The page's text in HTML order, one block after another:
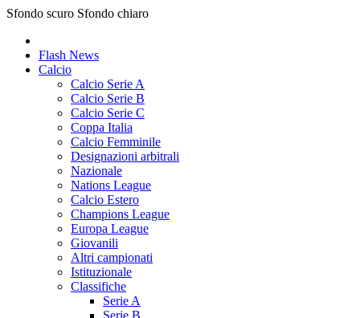
Sfondo scuro Sfondo chiaro
Flash News
Calcio
Calcio Serie A
Calcio Serie B
Calcio Serie C
Coppa Italia
Calcio Femminile
Designazioni arbitrali
Nazionale
Nations League
Calcio Estero
Champions League
Europa League
Giovanili
Altri campionati
Istituzionale
Classifiche
Serie A
Serie B